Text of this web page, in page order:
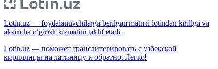
Lotin.uz — foydalanuvchilarga berilgan matnni lotindan kirillga va
aksincha o‘girish xizmatini taklif etadi.
Lotin.uz — поможет транслитерировать с узбекской
кириллицы на латиницу и обратно. Легко!